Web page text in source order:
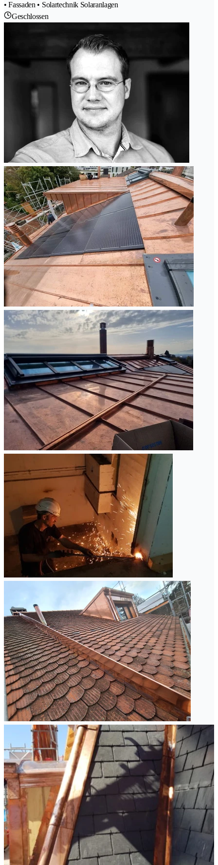
• Fassaden • Solartechnik Solaranlagen
Geschlossen